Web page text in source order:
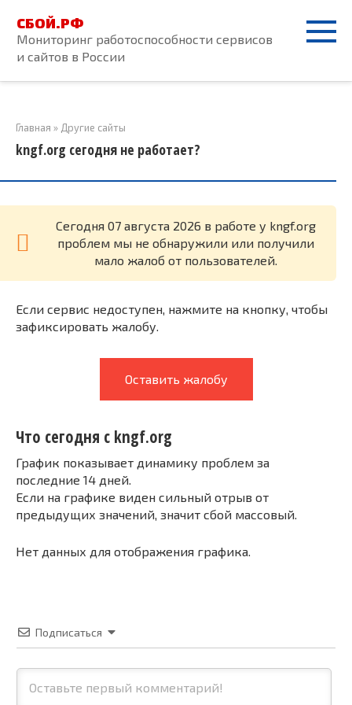
контенту
СБОЙ.РФ
Мониторинг работоспособности сервисов
и сайтов в России
Главная » Другие сайты
kngf.org сегодня не работает?
Cегодня 07 августа 2026 в работе у kngf.org
проблем мы не обнаружили или получили
мало жалоб от пользователей.
Если сервис недоступен, нажмите на кнопку, чтобы
зафиксировать жалобу.
Оставить жалобу
Что сегодня с kngf.org
График показывает динамику проблем за
последние 14 дней.
Если на графике виден сильный отрыв от
предыдущих значений, значит сбой массовый.
Нет данных для отображения графика.
Подписаться